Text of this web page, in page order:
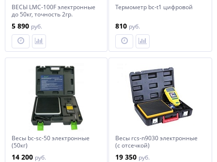
ВЕСЫ LMC-100F электронные
до 50кг, точность 2гр.
5 890 руб.
Термометр bc-t1 цифровой
810 руб.
Весы bc-sc-50 электронные
(50кг)
14 200 руб.
Весы rcs-n9030 электронные
(с отсечкой)
19 350 руб.